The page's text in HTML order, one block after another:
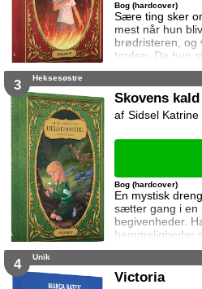
Sære ting sker
mest når hun
brødristeren, og
torden. Da hun
det helt galt.
sig at ham de
og sammen
Bog (hardcover)
3 Heksesøstre
Skovens kald
En mystisk
sætter gang i en
begivenheder.
hemmeligheder
også koste
magiens verden,
Bog (hardcover)
Sidsel Katrine
4 Unik
Victoria